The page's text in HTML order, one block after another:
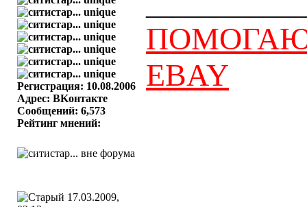
Регистрация: 10.08.2006
Адрес: BKонтактe
Сообщений: 6,573
Рейтинг мнений:
ПОМОГАЮ
EBAY
17.03.2009,